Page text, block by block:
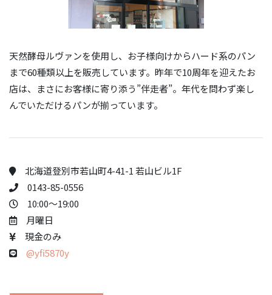
天然酵母ルヴァンを使用し、お子様向けからハード系のパン
まで60種類以上を販売しています。昨年で10周年を迎えたお
店は、まさにお客様に寄り添う”伴走者”。年代を問わず楽し
んでいただけるパンが揃っています。
北海道登別市若山町4-41-1 若山ビル1F
0143-85-0556
10:00～19:00
月曜日
現金のみ
@yfi5870y